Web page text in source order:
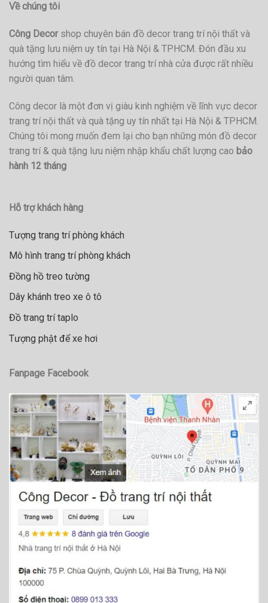
Về chúng tôi
Công Decorshop chuyên bán đồ decor trang trí nội thất và
quà tặng lưu niệm uy tín tại Hà Nội & TPHCM. Đón đầu xu
hướng tìm hiểu về đồ decor trang trí nhà cửa được rất nhiều
người quan tâm.
Công decor là một đơn vị giàu kinh nghiệm về lĩnh vực decor
trang trí nội thất và quà tặng uy tín nhất tại Hà Nội & TPHCM.
Chúng tôi mong muốn đem lại cho bạn những món đồ decor
trang trí & quà tặng lưu niệm nhập khẩu chất lượng cao bảo
hành 12 tháng
Hỗ trợ khách hàng
Tượng trang trí phòng khách
Mô hình trang trí phòng khách
Đồng hồ treo tường
Dây khánh treo xe ô tô
Đồ trang trí taplo
Tượng phật để xe hơi
Fanpage Facebook